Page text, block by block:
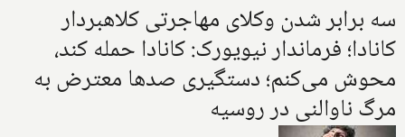
سه برابر شدن وکلای مهاجرتی کلاهبردار
کانادا؛ فرماندار نیویورک: کانادا حمله کند،
محوش می‌کنم؛ دستگیری صدها معترض به
مرگ ناوالنی در روسیه